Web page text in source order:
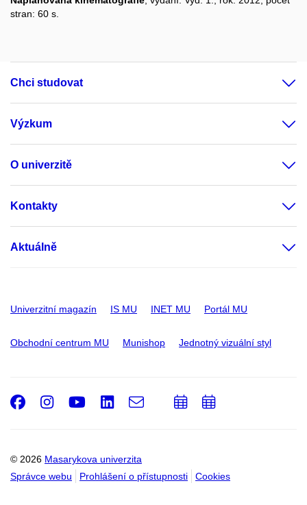
stran: 60 s.
Chci studovat
Výzkum
O univerzitě
Kontakty
Aktuálně
Univerzitní magazín IS MU INET MU Portál MU
Obchodní centrum MU Munishop Jednotný vizuální styl
© 2026 Masarykova univerzita
Správce webu
Prohlášení o přístupnosti Cookies
Facebook
Instagram
Youtube
LinkedIn
e-
Email
PřidatPřidat